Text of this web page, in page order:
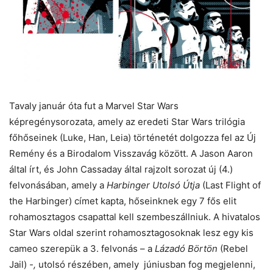
Tavaly január óta fut a Marvel Star Wars
képregénysorozata, amely az eredeti Star Wars trilógia
főhőseinek (Luke, Han, Leia) történetét dolgozza fel az Új
Remény és a Birodalom Visszavág között. A Jason Aaron
által írt, és John Cassaday által rajzolt sorozat új (4.)
felvonásában, amely a Harbinger Utolsó Útja (Last Flight of
the Harbinger) címet kapta, hőseinknek egy 7 fős elit
rohamosztagos csapattal kell szembeszállniuk. A hivatalos
Star Wars oldal szerint rohamosztagosoknak lesz egy kis
cameo szerepük a 3. felvonás – a Lázadó Börtön (Rebel
Jail) -, utolsó részében, amely júniusban fog megjelenni,